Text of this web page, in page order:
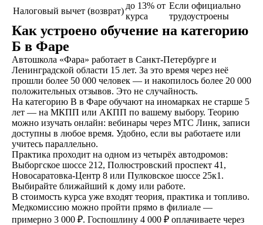
Налоговый вычет (возврат)
до 13% от
курса
Если официально
трудоустроены
Как устроено обучение на категорию
Б в Фаре
Автошкола «Фара» работает в Санкт-Петербурге и
Ленинградской области 15 лет. За это время через неё
прошли более 50 000 человек — и накопилось более 20 000
положительных отзывов. Это не случайность.
На категорию B в Фаре обучают на иномарках не старше 5
лет — на МКПП или АКПП по вашему выбору. Теорию
можно изучать онлайн: вебинары через МТС Линк, записи
доступны в любое время. Удобно, если вы работаете или
учитесь параллельно.
Практика проходит на одном из четырёх автодромов:
Выборгское шоссе 212, Полюстровский проспект 41,
Новосаратовка-Центр 8 или Пулковское шоссе 25к1.
Выбирайте ближайший к дому или работе.
В стоимость курса уже входят теория, практика и топливо.
Медкомиссию можно пройти прямо в филиале —
примерно 3 000 ₽. Госпошлину 4 000 ₽ оплачиваете через
В сопровождении
наших представителей,
сдаете экзамены в ГАИ
и получаете
водительское
удостоверение
Удостоверение
ОСТАВИТЬ ЗАЯВКУ
Сдаете внутренние
экзамены в автошколе
и получаете
свидетельство
об окончании